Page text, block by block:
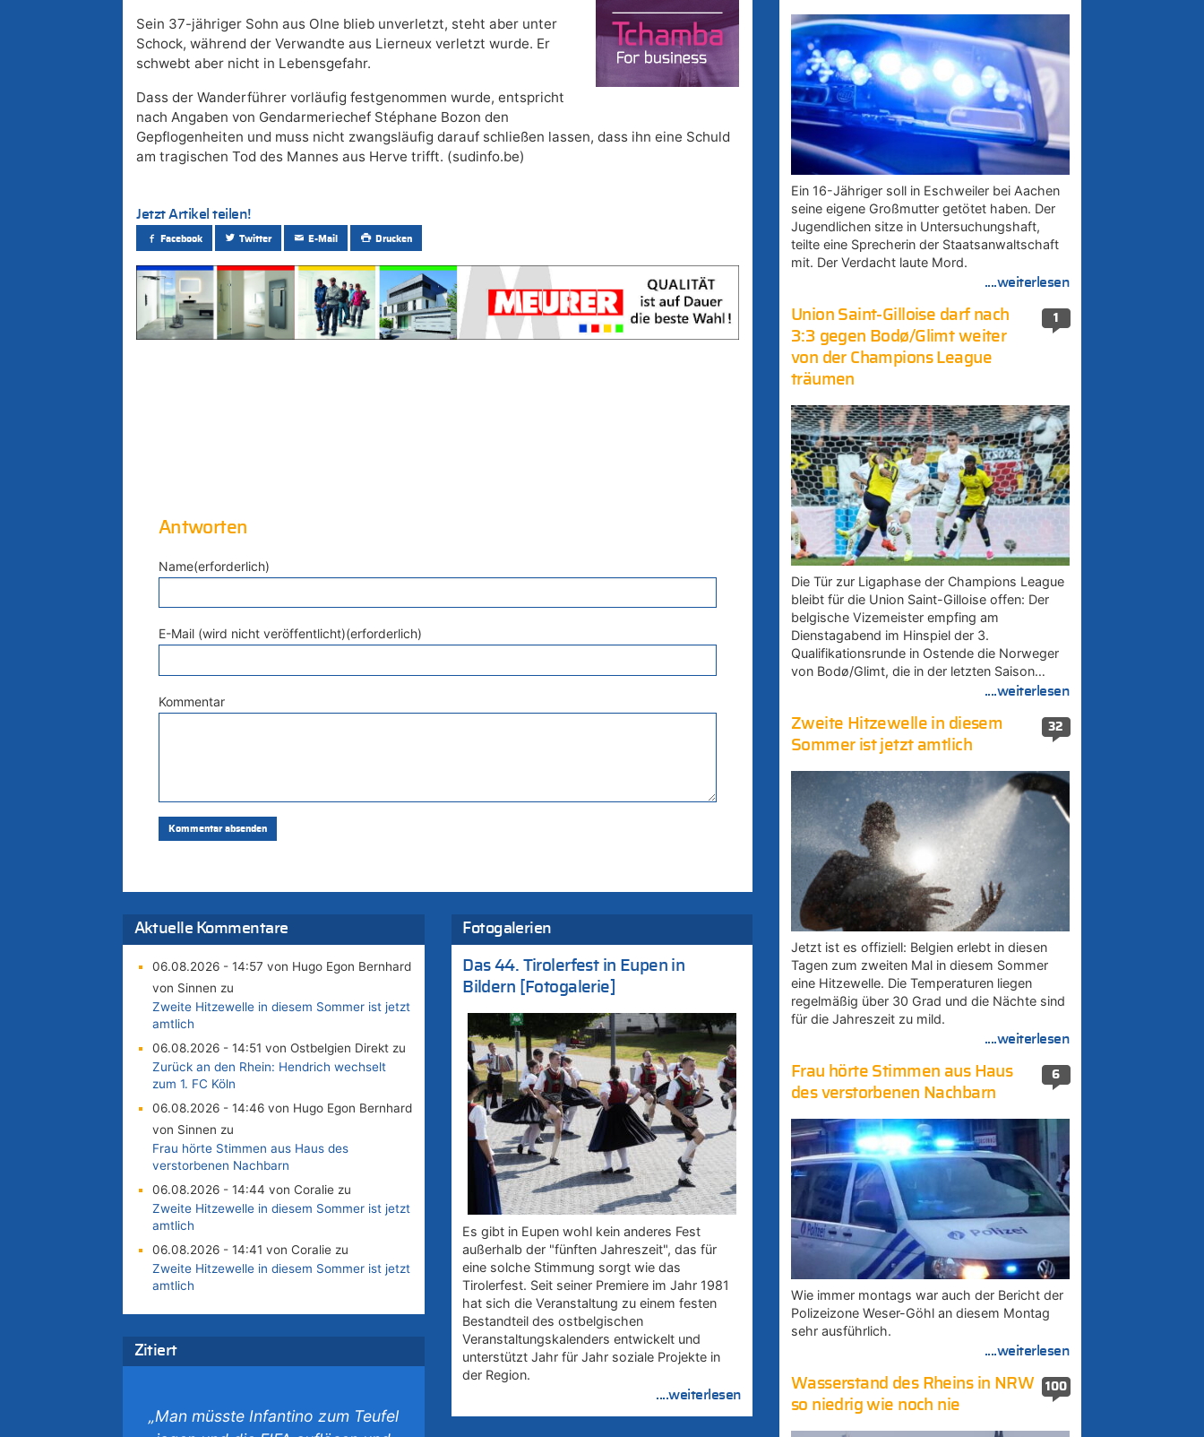
Sein 37-jähriger Sohn aus Olne blieb unverletzt, steht aber unter
Schock, während der Verwandte aus Lierneux verletzt wurde. Er
schwebt aber nicht in Lebensgefahr.
Dass der Wanderführer vorläufig festgenommen wurde, entspricht
nach Angaben von Gendarmeriechef Stéphane Bozon den
Gepflogenheiten und muss nicht zwangsläufig darauf schließen lassen, dass ihn eine Schuld
am tragischen Tod des Mannes aus Herve trifft. (sudinfo.be)
Jetzt Artikel teilen!
Facebook Twitter E-Mail Drucken
Antworten
Name(erforderlich)
E-Mail (wird nicht veröffentlicht)(erforderlich)
Kommentar
Aktuelle Kommentare
06.08.2026 - 14:57 von Hugo Egon Bernhard
von Sinnen zu
Zweite Hitzewelle in diesem Sommer ist jetzt
amtlich
06.08.2026 - 14:51 von Ostbelgien Direkt zu
Zurück an den Rhein: Hendrich wechselt
zum 1. FC Köln
06.08.2026 - 14:46 von Hugo Egon Bernhard
von Sinnen zu
Frau hörte Stimmen aus Haus des
verstorbenen Nachbarn
06.08.2026 - 14:44 von Coralie zu
Zweite Hitzewelle in diesem Sommer ist jetzt
amtlich
06.08.2026 - 14:41 von Coralie zu
Zweite Hitzewelle in diesem Sommer ist jetzt
amtlich
Zweite Hitzewelle in diesem Sommer ist jetzt
amtlich
Zweite Hitzewelle in diesem Sommer ist jetzt
amtlich
Zitiert
„Man müsste Infantino zum Teufel
Fotogalerien
Das 44. Tirolerfest in Eupen in
Bildern [Fotogalerie]
Es gibt in Eupen wohl kein anderes Fest
außerhalb der "fünften Jahreszeit", das für
eine solche Stimmung sorgt wie das
Tirolerfest. Seit seiner Premiere im Jahr 1981
hat sich die Veranstaltung zu einem festen
Bestandteil des ostbelgischen
Veranstaltungskalenders entwickelt und
unterstützt Jahr für Jahr soziale Projekte in
der Region.
....weiterlesen
Ein 16-Jähriger soll in Eschweiler bei Aachen
seine eigene Großmutter getötet haben. Der
Jugendlichen sitze in Untersuchungshaft,
teilte eine Sprecherin der Staatsanwaltschaft
mit. Der Verdacht laute Mord.
....weiterlesen
1
Union Saint-Gilloise darf nach
3:3 gegen Bodø/Glimt weiter
von der Champions League
träumen
Die Tür zur Ligaphase der Champions League
bleibt für die Union Saint-Gilloise offen: Der
belgische Vizemeister empfing am
Dienstagabend im Hinspiel der 3.
Qualifikationsrunde in Ostende die Norweger
von Bodø/Glimt, die in der letzten Saison…
....weiterlesen
32
Zweite Hitzewelle in diesem
Sommer ist jetzt amtlich
Jetzt ist es offiziell: Belgien erlebt in diesen
Tagen zum zweiten Mal in diesem Sommer
eine Hitzewelle. Die Temperaturen liegen
regelmäßig über 30 Grad und die Nächte sind
für die Jahreszeit zu mild.
....weiterlesen
6
Frau hörte Stimmen aus Haus
des verstorbenen Nachbarn
Wie immer montags war auch der Bericht der
Polizeizone Weser-Göhl an diesem Montag
sehr ausführlich.
....weiterlesen
100
Wasserstand des Rheins in NRW
so niedrig wie noch nie